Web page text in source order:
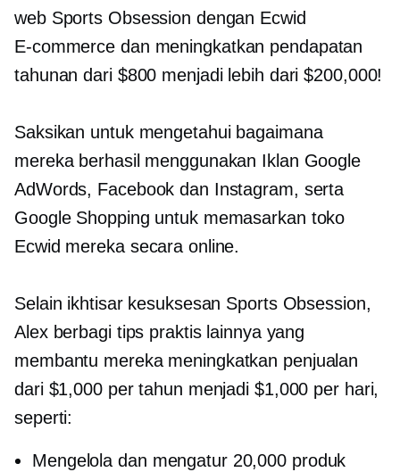
web Sports Obsession dengan Ecwid
E-commerce dan meningkatkan pendapatan
tahunan dari $800 menjadi lebih dari $200,000!
Saksikan untuk mengetahui bagaimana
mereka berhasil menggunakan Iklan Google
AdWords, Facebook dan Instagram, serta
Google Shopping untuk memasarkan toko
Ecwid mereka secara online.
Selain ikhtisar kesuksesan Sports Obsession,
Alex berbagi tips praktis lainnya yang
membantu mereka meningkatkan penjualan
dari $1,000 per tahun menjadi $1,000 per hari,
seperti:
Mengelola dan mengatur 20,000 produk